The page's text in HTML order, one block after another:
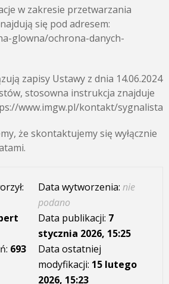
w zakresie przetwarzania
się pod adresem:
glowna/ochrona-danych-
zapisy Ustawy z dnia 14.06.2024
stosowna instrukcja znajduje
www.imgw.pl/kontakt/sygnalista
że skontaktujemy się wyłącznie
693
Data wytworzenia: nie
podano
Data publikacji: 7
stycznia 2026, 15:25
Data ostatniej
modyfikacji: 15 lutego
2026, 15:23